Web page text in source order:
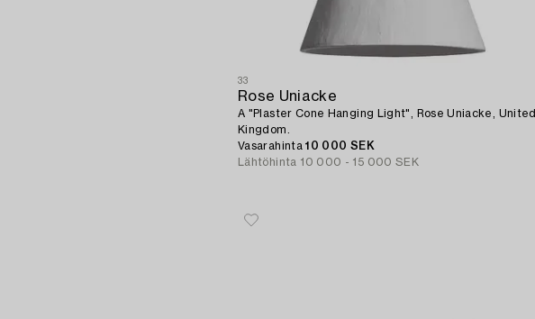
33
Rose Uniacke
A "Plaster Cone Hanging Light", Rose Uniacke, United
Kingdom.
Vasarahinta10 000 SEK
Lähtöhinta 10 000 - 15 000 SEK